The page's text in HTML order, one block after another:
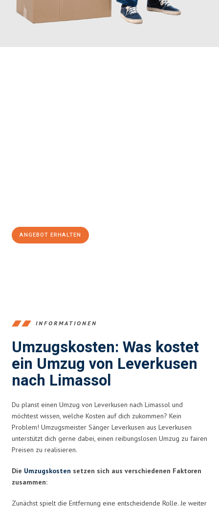
ANGEBOT ERHALTEN
INFORMATIONEN
Umzugskosten: Was kostet
ein Umzug von Leverkusen
nach Limassol
Du planst einen Umzug von Leverkusen nach Limassol und
möchtest wissen, welche Kosten auf dich zukommen? Kein
Problem! Umzugsmeister Sänger Leverkusen aus Leverkusen
unterstützt dich gerne dabei, einen reibungslosen Umzug zu fairen
Preisen zu realisieren.
Die Umzugskosten setzen sich aus verschiedenen Faktoren
zusammen:
Zunächst spielt die Entfernung eine entscheidende Rolle. Je weiter